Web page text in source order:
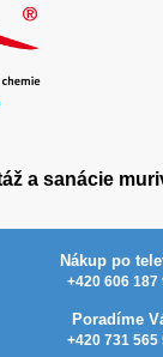
a sanácie
Nákup po
+420 606 187
Poradíme
+420 731 565
Profi